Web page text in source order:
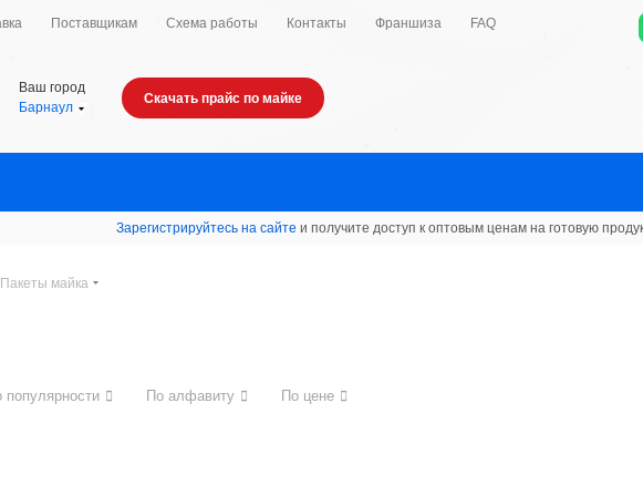
Поставщикам Схема работы Контакты Франшиза FAQ
Ваш город
Барнаул
Скачать прайс по майке
Зарегистрируйтесь на сайте и получите доступ к оптовым ценам на готовую
Пакеты майка
популярности По алфавиту По цене